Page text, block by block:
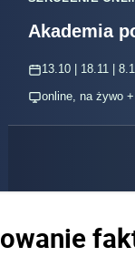
Akademia
13.10 | 18.11 |
online, na żywo